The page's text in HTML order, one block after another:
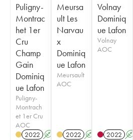
Puligny-
Montrac
het 1er
Cru
Champ
Gain
Dominiq
ue Lafon
Puligny-
Montrach
et 1er Cru
AOC
2022 A
Meursa
ult Les
Narvau
x
Dominiq
ue Lafon
Meursault
AOC
2022 A
Volnay
Dominiq
ue Lafon
Volnay
AOC
2022 A